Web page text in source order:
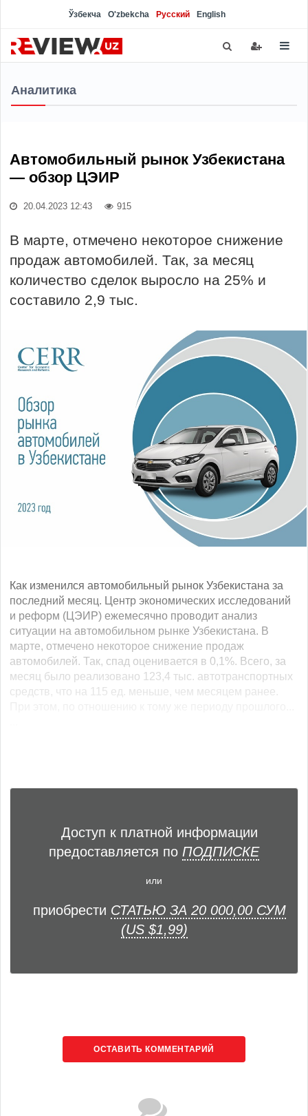
Ўзбекча O'zbekcha Русский English
Аналитика
Автомобильный рынок Узбекистана
— обзор ЦЭИР
20.04.2023 12:43 915
В марте, отмечено некоторое снижение
продаж автомобилей. Так, за месяц
количество сделок выросло на 25% и
составило 2,9 тыс.
Как изменился автомобильный рынок Узбекистана за
последний месяц. Центр экономических исследований
и реформ (ЦЭИР) ежемесячно проводит анализ
ситуации на автомобильном рынке Узбекистана. В
марте, отмечено некоторое снижение продаж
автомобилей. Так, спад оценивается в 0,1%. Всего, за
месяц было реализовано 123,4 тыс. автотранспортных
средств, что на 115 ед. меньше, чем месяцем ранее.
Доступ к платной информации
предоставляется по ПОДПИСКЕ
или
приобрести СТАТЬЮ ЗА 20 000,00 СУМ
(US $1,99)
ОСТАВИТЬ КОММЕНТАРИЙ